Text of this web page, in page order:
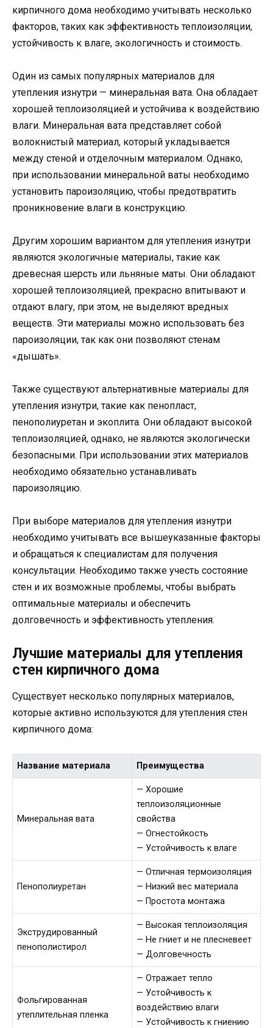
кирпичного дома необходимо учитывать несколько
факторов, таких как эффективность теплоизоляции,
устойчивость к влаге, экологичность и стоимость.
Один из самых популярных материалов для
утепления изнутри — минеральная вата. Она обладает
хорошей теплоизоляцией и устойчива к воздействию
влаги. Минеральная вата представляет собой
волокнистый материал, который укладывается
между стеной и отделочным материалом. Однако,
при использовании минеральной ваты необходимо
установить пароизоляцию, чтобы предотвратить
проникновение влаги в конструкцию.
Другим хорошим вариантом для утепления изнутри
являются экологичные материалы, такие как
древесная шерсть или льняные маты. Они обладают
хорошей теплоизоляцией, прекрасно впитывают и
отдают влагу, при этом, не выделяют вредных
веществ. Эти материалы можно использовать без
пароизоляции, так как они позволяют стенам
«дышать».
Также существуют альтернативные материалы для
утепления изнутри, такие как пенопласт,
пенополиуретан и экоплита. Они обладают высокой
теплоизоляцией, однако, не являются экологически
безопасными. При использовании этих материалов
необходимо обязательно устанавливать
пароизоляцию.
При выборе материалов для утепления изнутри
необходимо учитывать все вышеуказанные факторы
и обращаться к специалистам для получения
консультации. Необходимо также учесть состояние
стен и их возможные проблемы, чтобы выбрать
оптимальные материалы и обеспечить
долговечность и эффективность утепления.
Лучшие материалы для утепления
стен кирпичного дома
Существует несколько популярных материалов,
которые активно используются для утепления стен
кирпичного дома:
Название материала Преимущества
Минеральная вата
— Хорошие
теплоизоляционные
свойства
— Огнестойкость
— Устойчивость к влаге
Пенополиуретан
— Отличная термоизоляция
— Низкий вес материала
— Простота монтажа
Экструдированный
пенополистирол
— Высокая теплоизоляция
— Не гниет и не плесневеет
— Долговечность
Фольгированная
утеплительная пленка
— Отражает тепло
— Устойчивость к
воздействию влаги
— Устойчивость к гниению